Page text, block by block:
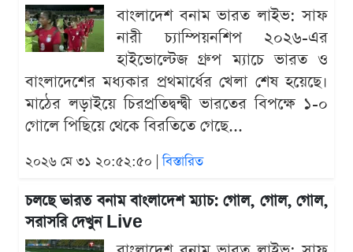
বাংলাদেশ বনাম ভারত লাইভ: সাফ
নারী চ্যাম্পিয়নশিপ ২০২৬-এর
হাইভোল্টেজ গ্রুপ ম্যাচে ভারত ও
বাংলাদেশের মধ্যকার প্রথমার্ধের খেলা শেষ হয়েছে।
মাঠের লড়াইয়ে চিরপ্রতিদ্বন্দ্বী ভারতের বিপক্ষে ১-০
গোলে পিছিয়ে থেকে বিরতিতে গেছে...
২০২৬ মে ৩১ ২০:৫২:৫০ |বিস্তারিত
চলছে ভারত বনাম বাংলাদেশ ম্যাচ: গোল, গোল, গোল,
সরাসরি দেখুন Live